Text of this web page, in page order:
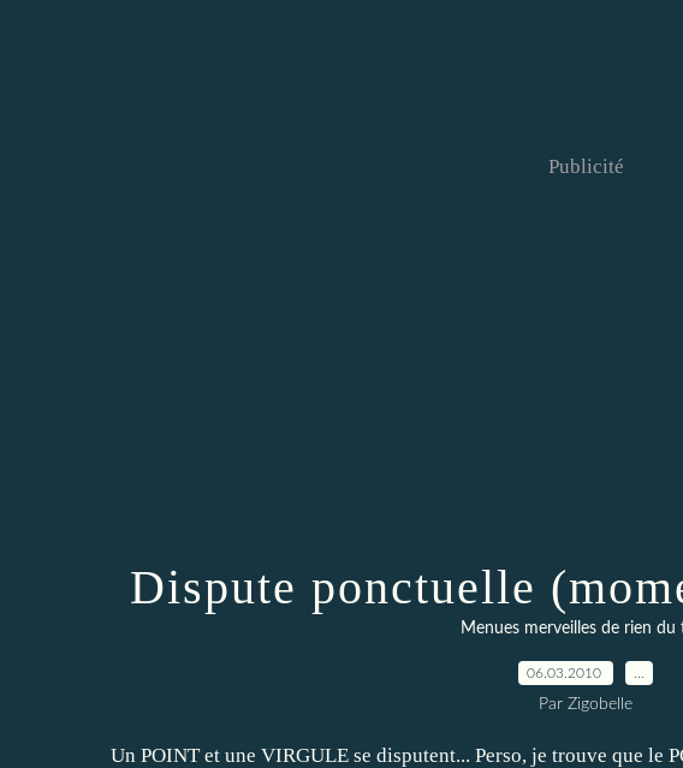
Publicité
Dispute ponctuelle
Menues merveilles de rien du
06.03.2010
Par Zigobelle
Un POINT et une VIRGULE se disputent... Perso, je trouve que le